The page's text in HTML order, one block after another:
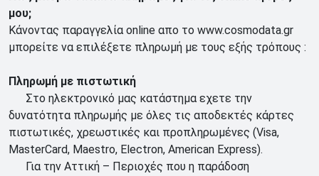
μου;
Κάνοντας παραγγελία online απο το www.cosmodata.gr
μπορείτε να επιλέξετε πληρωμή με τους εξής τρόπους :
Πληρωμή με πιστωτική
Στο ηλεκτρονικό μας κατάστημα εχετε την
δυνατότητα πληρωμής με όλες τις αποδεκτές κάρτες
πιστωτικές, χρεωστικές και προπληρωμένες (Visa,
MasterCard, Maestro, Electron, American Express).
Για την Αττική – Περιοχές που η παράδοση